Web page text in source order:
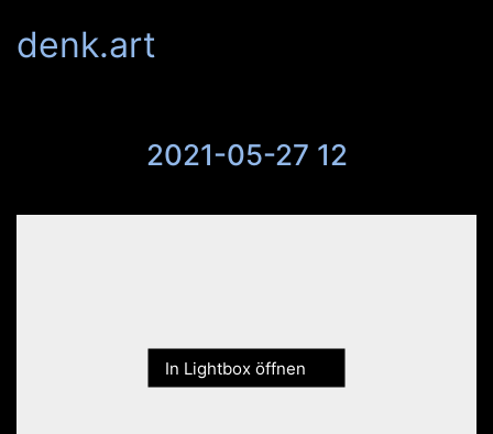
denk.art
2021-05-27 12
In Lightbox öffnen